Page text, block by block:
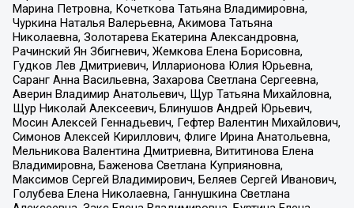
Марина Петровна, Кочеткова Татьяна Владимировна,
Чуркина Наталья Валерьевна, Акимова Татьяна
Николаевна, Золотарева Екатерина Александровна,
Рачинский Ян Збигневич, Жемкова Елена Борисовна,
Гудков Лев Дмитриевич, Илларионова Юлия Юрьевна,
Саранг Анна Васильевна, Захарова Светлана Сергеевна,
Аверин Владимир Анатольевич, Щур Татьяна Михайловна,
Щур Николай Алексеевич, Блинушов Андрей Юрьевич,
Мосин Алексей Геннадьевич, Гефтер Валентин Михайлович,
Симонов Алексей Кириллович, Флиге Ирина Анатольевна,
Мельникова Валентина Дмитриевна, Вититинова Елена
Владимировна, Баженова Светлана Куприяновна,
Максимов Сергей Владимирович, Беляев Сергей Иванович,
Голубева Елена Николаевна, Ганнушкина Светлана